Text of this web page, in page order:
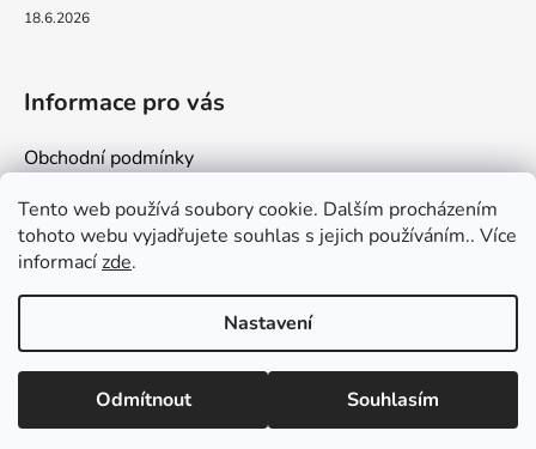
Tento web používá soubory cookie. Dalším procházením
tohoto webu vyjadřujete souhlas s jejich používáním.. Více
informacízde.
Nastavení
Odmítnout Souhlasím
18.6.2026
Informace pro vás
Obchodní podmínky
Podmínky ochrany osobních údajů
Kontakty
Vytvořil Shoptet
Copyright 2026
. Všechna práva
vyhrazena.